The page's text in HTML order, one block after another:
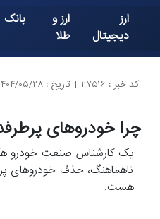
ارز
دیجیتال
ارز و
طلا
بانک
کد خبر : ۲۷۵۱۶ | تاریخ : ۱۴۰۴/۰۵/۲۸
چرا خودروهای
یک کارشناس صنعت خودرو
ناهماهنگ، حذف خودروهای
هست.